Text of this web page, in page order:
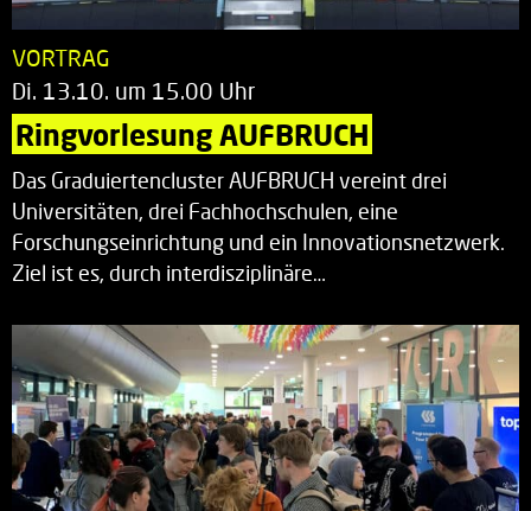
VORTRAG
Di. 13.10. um 15.00 Uhr
Ringvorlesung AUFBRUCH
Das Graduiertencluster AUFBRUCH vereint drei
Universitäten, drei Fachhochschulen, eine
Forschungseinrichtung und ein Innovationsnetzwerk.
Ziel ist es, durch interdisziplinäre…